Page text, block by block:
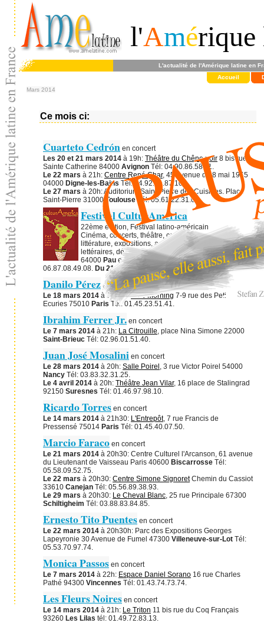
l'Amérique
L'actualité de l'Amérique latine en
Accueil
Mars 2014
Ce mois ci:
Cuarteto Cedrón en concert
Les 20 et 21 mars 2014 à 19h: Théâtre du Chêne noir 8 bis rue
Sainte Catherine 84000 Avignon Tél: 04.90.86.58.11.
Le 22 mars à 21h: Centre René Char, 45 avenue du 8 mai 1945
04000 Digne-les-Bains Tél: 04.92.30.87.10.
Le 27 mars à 20h: Auditorium Saint-Pierre des Cuisines. Place
Saint-Pierre 31000 ToulouseTél: 05.61.22.31.05.
Festival CulturAmérica
22ème édition, Festival latino-américain
Cinéma, concerts, théâtre, conférences-débats,
littérature, expositions, animations, rencontres
lettéraires, déambulations, jeune public, solidarité ...
64000 Pau et région. AssociationCulturAmérica. Tél:
06.87.08.49.08. Du 21 mars au 6 avril 2013
Danilo Pérez en concert
Le 18 mars 2014 à 20h30:New Morning 7-9 rue des Petites
Ecuries 75010 Paris Tél: 01.45.23.51.41.
Ibrahim Ferrer Jr. en concert
Le 7 mars 2014 à 21h: La Citrouille, place Nina Simone 22000
Saint-Brieuc Tél: 02.96.01.51.40.
Juan José Mosalini en concert
Le 28 mars 2014 à 20h: Salle Poirel , 3 rue Victor Poirel 54000
Nancy Tél: 03.83.32.31.25.
Le 4 avril 2014 à 20h: Théâtre Jean Vilar, 16 place de Stalingrad
92150 Suresnes Tél: 01.46.97.98.10.
Ricardo Torres en concert
Le 14 mars 2014 à 21h30: L'Entrepôt, 7 rue Francis de
Pressensé 75014 Paris Tél: 01.45.40.07.50.
Marcio Faraco en concert
Le 21 mars 2014 à 20h30: Centre Culturel l'Arcanson, 61 avenue
du Lieutenant de Vaisseau Paris 40600 Biscarrosse Tél:
05.58.09.52.75.
Le 22 mars à 20h30: Centre Simone SignoretChemin du Cassiot
33610 Canejan Tél: 05.56.89.38.93.
Le 29 mars à 20h30: Le Cheval Blanc, 25 rue Principale 67300
Schiltigheim Tél: 03.88.83.84.85.
Ernesto Tito Puentes en concert
Le 22 mars 2014 à 20h30h: Parc des Expositions Georges
Lapeyronie 30 Avenue de Fumel 47300 Villeneuve-sur-Lot Tél:
05.53.70.97.74.
Monica Passos en concert
Le 7 mars 2014 à 22h: Espace Daniel Sorano 16 rue Charles
Pathé 94300 Vincennes Tél: 01.43.74.73.74.
Les Fleurs Noires en concert
Le 14 mars 2014 à 21h: Le Triton 11 bis rue du Coq Français
93260 Les Lilas tél: 01.49.72.83.13.